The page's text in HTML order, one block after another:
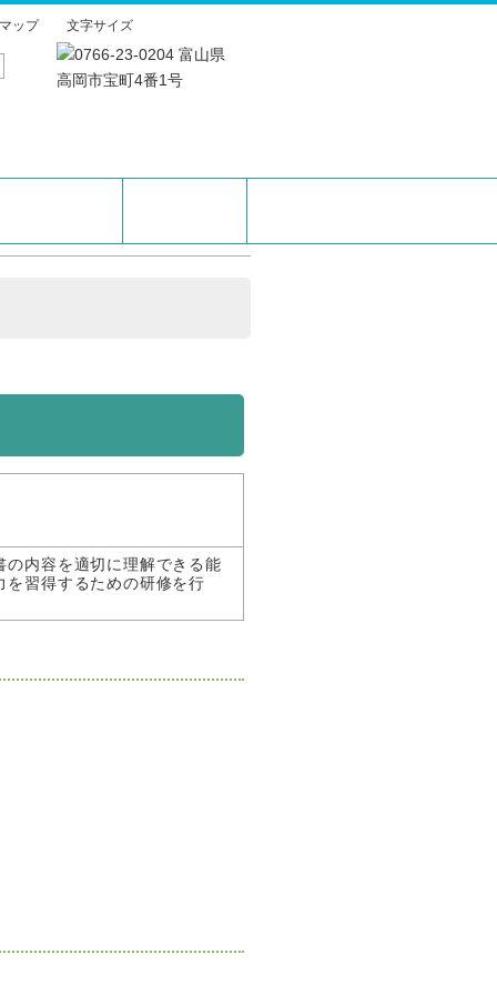
ップ 文字サイズ
内容を適切に理解できる能
を習得するための研修を行